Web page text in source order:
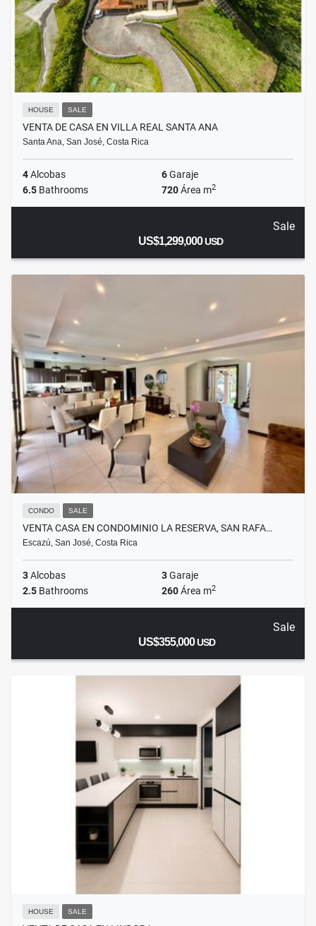
HOUSE SALE
VENTA DE CASA EN VILLA REAL SANTA ANA
Santa Ana, San José, Costa Rica
4Alcobas 6Garaje
6.5 Bathrooms 720Área m2
Sale
US$1,299,000USD
CONDO SALE
VENTA CASA EN CONDOMINIO LA RESERVA, SAN RAFA…
Escazú, San José, Costa Rica
3Alcobas 3Garaje
2.5 Bathrooms 260Área m2
Sale
US$355,000USD
HOUSE SALE